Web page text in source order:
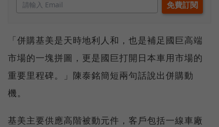
「併購基美是天時地利人和，也是補足國巨高端
市場的一塊拼圖，更是國巨打開日本車用市場的
重要里程碑。」陳泰銘簡短兩句話說出併購動
機。
基美主要供應高階被動元件，客戶包括一線車廠